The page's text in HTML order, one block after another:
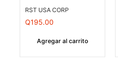
RST USA CORP
Q195.00
Agregar al carrito